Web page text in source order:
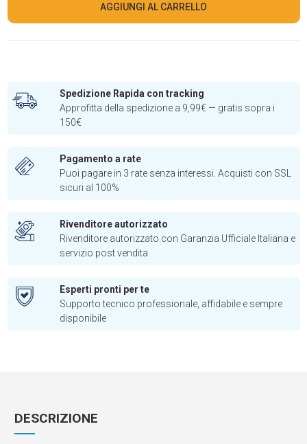
AGGIUNGI AL CARRELLO
Spedizione Rapida con tracking
Approfitta della spedizione a 9,99€ — gratis sopra i
150€
Pagamento a rate
Puoi pagare in 3 rate senza interessi. Acquisti con SSL
sicuri al 100%
Rivenditore autorizzato
Rivenditore autorizzato con Garanzia Ufficiale Italiana e
servizio post vendita
Esperti pronti per te
Supporto tecnico professionale, affidabile e sempre
disponibile
DESCRIZIONE